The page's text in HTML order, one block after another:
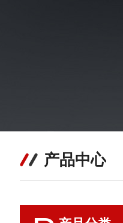
产品中心